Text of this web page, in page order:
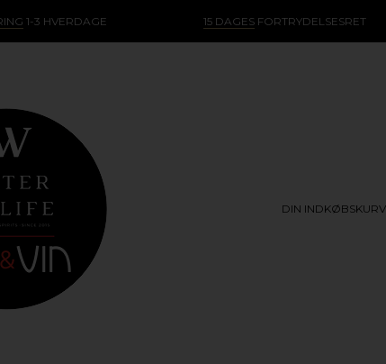
1-3 HVERDAGE 15 DAGESFORTRYDELSESRET
DIN